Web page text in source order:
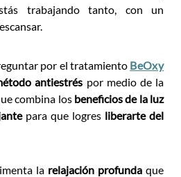
trabajando tanto, con un
por el tratamiento BeOxy
antiestrés por medio de la
combina los beneficios de la luz
para que logres liberarte del
la relajación profundaque